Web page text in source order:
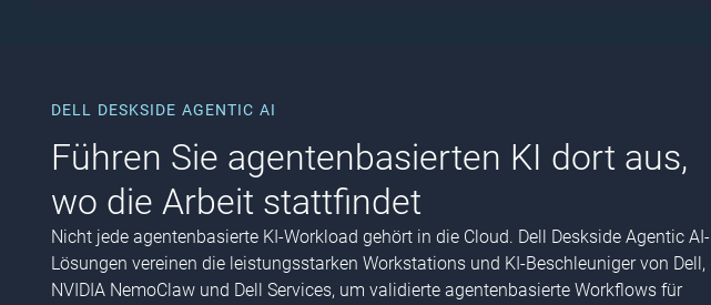
DELL DESKSIDE AGENTIC AI
Führen Sie agentenbasierten KI dort aus,
wo die Arbeit stattfindet
Nicht jede agentenbasierte KI-Workload gehört in die Cloud. Dell Deskside Agentic AI-
Lösungen vereinen die leistungsstarken Workstations und KI-Beschleuniger von Dell,
NVIDIA NemoClaw und Dell Services, um validierte agentenbasierte Workflows für